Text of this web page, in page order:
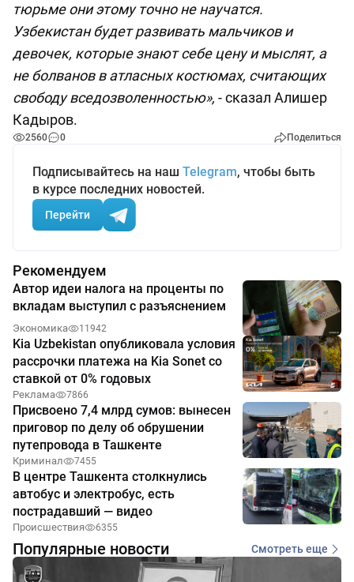
тюрьме они этому точно не научатся.
Узбекистан будет развивать мальчиков и
девочек, которые знают себе цену и мыслят, а
не болванов в атласных костюмах, считающих
свободу вседозволенностью», - сказал Алишер
Кадыров.
2560 0 Поделиться
Подписывайтесь на наш Telegram, чтобы быть
в курсе последних новостей.
Перейти
Рекомендуем
Автор идеи налога на проценты по
вкладам выступил с разъяснением
Экономика 11942
Kia Uzbekistan опубликовала условия
рассрочки платежа на Kia Sonet со
ставкой от 0% годовых
Реклама 7866
Присвоено 7,4 млрд сумов: вынесен
приговор по делу об обрушении
путепровода в Ташкенте
Криминал 7455
В центре Ташкента столкнулись
автобус и электробус, есть
пострадавший — видео
Происшествия 6355
Популярные новости Смотреть еще